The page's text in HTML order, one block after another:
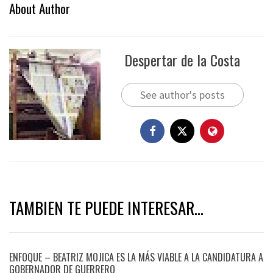
About Author
Despertar de la Costa
See author's posts
TAMBIEN TE PUEDE INTERESAR...
ENFOQUE – BEATRIZ MOJICA ES LA MÁS VIABLE A LA CANDIDATURA A
GOBERNADOR DE GUERRERO